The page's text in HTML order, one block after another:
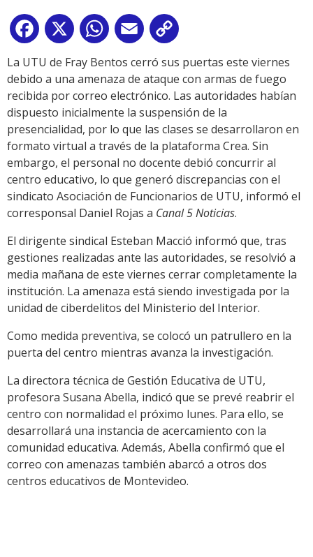
Facebook
X WhatsApp
Email
Link
La UTU de Fray Bentos cerró sus puertas este viernes
debido a una amenaza de ataque con armas de fuego
recibida por correo electrónico. Las autoridades habían
dispuesto inicialmente la suspensión de la
presencialidad, por lo que las clases se desarrollaron en
formato virtual a través de la plataforma Crea. Sin
embargo, el personal no docente debió concurrir al
centro educativo, lo que generó discrepancias con el
sindicato Asociación de Funcionarios de UTU, informó el
corresponsal Daniel Rojas a Canal 5 Noticias.
El dirigente sindical Esteban Macció informó que, tras
gestiones realizadas ante las autoridades, se resolvió a
media mañana de este viernes cerrar completamente la
institución. La amenaza está siendo investigada por la
unidad de ciberdelitos del Ministerio del Interior.
Como medida preventiva, se colocó un patrullero en la
puerta del centro mientras avanza la investigación.
La directora técnica de Gestión Educativa de UTU,
profesora Susana Abella, indicó que se prevé reabrir el
centro con normalidad el próximo lunes. Para ello, se
desarrollará una instancia de acercamiento con la
comunidad educativa. Además, Abella confirmó que el
correo con amenazas también abarcó a otros dos
centros educativos de Montevideo.